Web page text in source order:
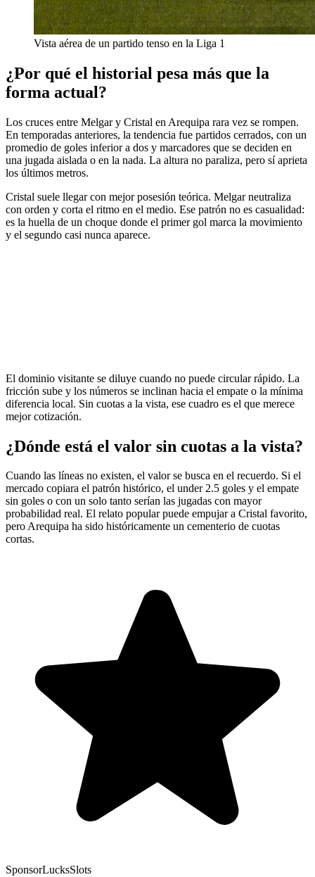
Vista aérea de un partido tenso en la Liga 1
¿Por qué el historial pesa más que la
forma actual?
Los cruces entre Melgar y Cristal en Arequipa rara vez se rompen.
En temporadas anteriores, la tendencia fue partidos cerrados, con un
promedio de goles inferior a dos y marcadores que se deciden en
una jugada aislada o en la nada. La altura no paraliza, pero sí aprieta
los últimos metros.
Cristal suele llegar con mejor posesión teórica. Melgar neutraliza
con orden y corta el ritmo en el medio. Ese patrón no es casualidad:
es la huella de un choque donde el primer gol marca la movimiento
y el segundo casi nunca aparece.
El dominio visitante se diluye cuando no puede circular rápido. La
fricción sube y los números se inclinan hacia el empate o la mínima
diferencia local. Sin cuotas a la vista, ese cuadro es el que merece
mejor cotización.
¿Dónde está el valor sin cuotas a la vista?
Cuando las líneas no existen, el valor se busca en el recuerdo. Si el
mercado copiara el patrón histórico, el under 2.5 goles y el empate
sin goles o con un solo tanto serían las jugadas con mayor
probabilidad real. El relato popular puede empujar a Cristal favorito,
pero Arequipa ha sido históricamente un cementerio de cuotas
cortas.
SponsorLucksSlots